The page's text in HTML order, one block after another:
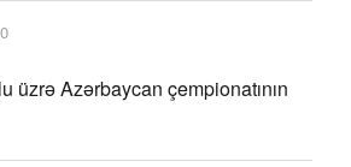
üzrə Azərbaycan çempionatının